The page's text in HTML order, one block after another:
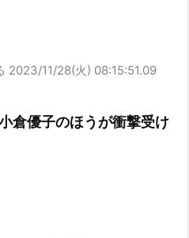
2023/11/28(火) 08:15:51.09
倉優子のほうが衝撃受け